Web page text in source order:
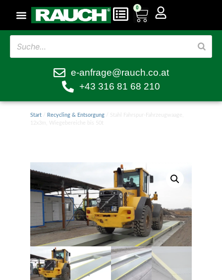
0
e-anfrage@rauch.co.at
+43 316 81 68 210
Start/ Recycling & Entsorgung/ Stahl Fahrspur-Fahrzeugwaage,
12x3m, Wiegebereiche bis 50t